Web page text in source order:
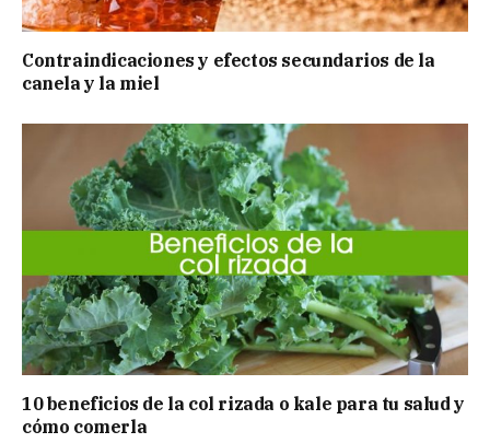
Contraindicaciones y efectos secundarios de la
canela y la miel
10 beneficios de la col rizada o kale para tu salud y
cómo comerla